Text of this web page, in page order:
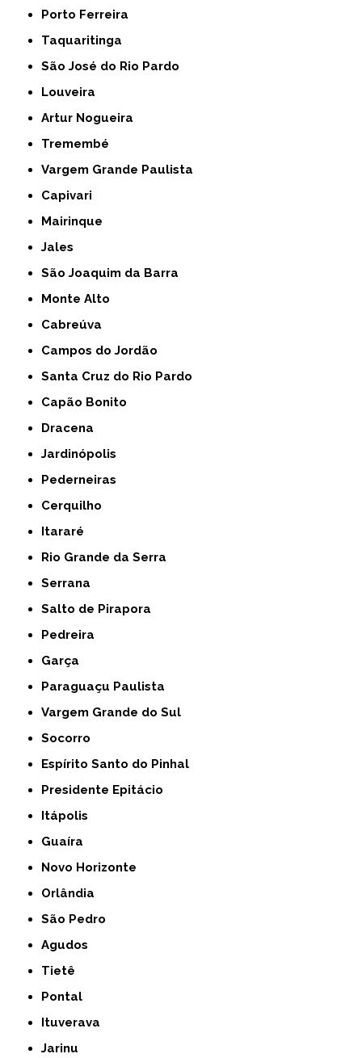
Porto Ferreira
Taquaritinga
São José do Rio Pardo
Louveira
Artur Nogueira
Tremembé
Vargem Grande Paulista
Capivari
Mairinque
Jales
São Joaquim da Barra
Monte Alto
Cabreúva
Campos do Jordão
Santa Cruz do Rio Pardo
Capão Bonito
Dracena
Jardinópolis
Pederneiras
Cerquilho
Itararé
Rio Grande da Serra
Serrana
Salto de Pirapora
Pedreira
Garça
Paraguaçu Paulista
Vargem Grande do Sul
Socorro
Espírito Santo do Pinhal
Presidente Epitácio
Itápolis
Guaíra
Novo Horizonte
Orlândia
São Pedro
Agudos
Tietê
Pontal
Ituverava
Jarinu